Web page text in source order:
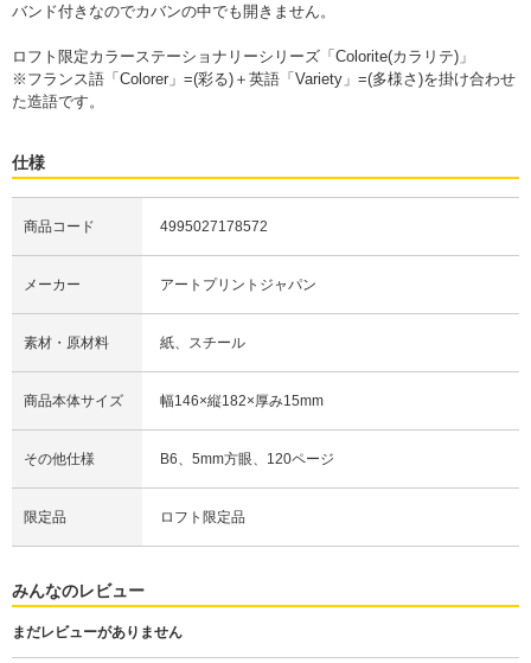
バンド付きなのでカバンの中でも開きません。
ロフト限定カラーステーショナリーシリーズ「Colorite(カラリテ)」
※フランス語「Colorer」=(彩る)＋英語「Variety」=(多様さ)を掛け合わせ
た造語です。
仕様
商品コード 4995027178572
メーカー アートプリントジャパン
素材・原材料 紙、スチール
商品本体サイズ 幅146×縦182×厚み15mm
その他仕様 B6、5mm方眼、120ページ
限定品 ロフト限定品
みんなのレビュー
まだレビューがありません